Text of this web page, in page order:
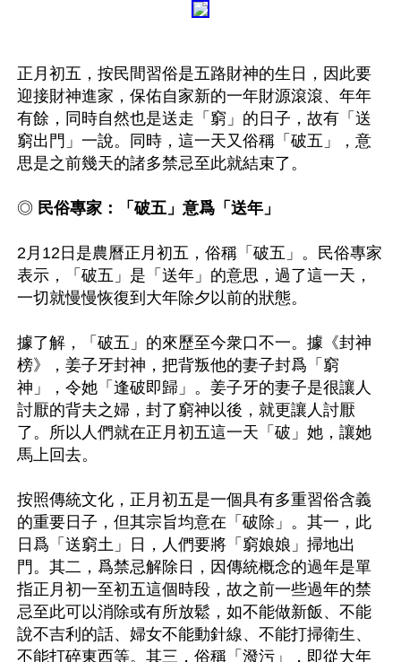
正月初五，按民間習俗是五路財神的生日，因此要
迎接財神進家，保佑自家新的一年財源滾滾、年年
有餘，同時自然也是送走「窮」的日子，故有「送
窮出門」一說。同時，這一天又俗稱「破五」，意
思是之前幾天的諸多禁忌至此就結束了。
◎ 民俗專家：「破五」意爲「送年」
2月12日是農曆正月初五，俗稱「破五」。民俗專家
表示，「破五」是「送年」的意思，過了這一天，
一切就慢慢恢復到大年除夕以前的狀態。
據了解，「破五」的來歷至今衆口不一。據《封神
榜》，姜子牙封神，把背叛他的妻子封爲「窮
神」，令她「逢破即歸」。姜子牙的妻子是很讓人
討厭的背夫之婦，封了窮神以後，就更讓人討厭
了。所以人們就在正月初五這一天「破」她，讓她
馬上回去。
按照傳統文化，正月初五是一個具有多重習俗含義
的重要日子，但其宗旨均意在「破除」。其一，此
日爲「送窮土」日，人們要將「窮娘娘」掃地出
門。其二，爲禁忌解除日，因傳統概念的過年是單
指正月初一至初五這個時段，故之前一些過年的禁
忌至此可以消除或有所放鬆，如不能做新飯、不能
說不吉利的話、婦女不能動針線、不能打掃衛生、
不能打碎東西等。其三，俗稱「潑污」，即從大年